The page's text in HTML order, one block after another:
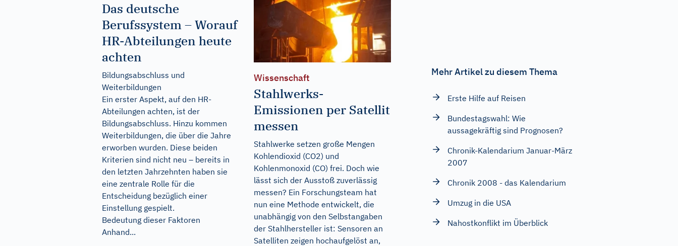
Das deutsche
Berufssystem – Worauf
HR-Abteilungen heute
achten
Bildungsabschluss und
Weiterbildungen
Ein erster Aspekt, auf den HR-
Abteilungen achten, ist der
Bildungsabschluss. Hinzu kommen
Weiterbildungen, die über die Jahre
erworben wurden. Diese beiden
Kriterien sind nicht neu – bereits in
den letzten Jahrzehnten haben sie
eine zentrale Rolle für die
Entscheidung bezüglich einer
Einstellung gespielt.
Bedeutung dieser Faktoren
Anhand...
Wissenschaft
Stahlwerks-
Emissionen per Satellit
messen
Stahlwerke setzen große Mengen
Kohlendioxid (CO2) und
Kohlenmonoxid (CO) frei. Doch wie
lässt sich der Ausstoß zuverlässig
messen? Ein Forschungsteam hat
nun eine Methode entwickelt, die
unabhängig von den Selbstangaben
der Stahlhersteller ist: Sensoren an
Satelliten zeigen hochaufgelöst an,
Mehr Artikel zu diesem Thema
Erste Hilfe auf Reisen
Bundestagswahl: Wie
aussagekräftig sind Prognosen?
Chronik-Kalendarium Januar-März
2007
Chronik 2008 - das Kalendarium
Umzug in die USA
Nahostkonflikt im Überblick